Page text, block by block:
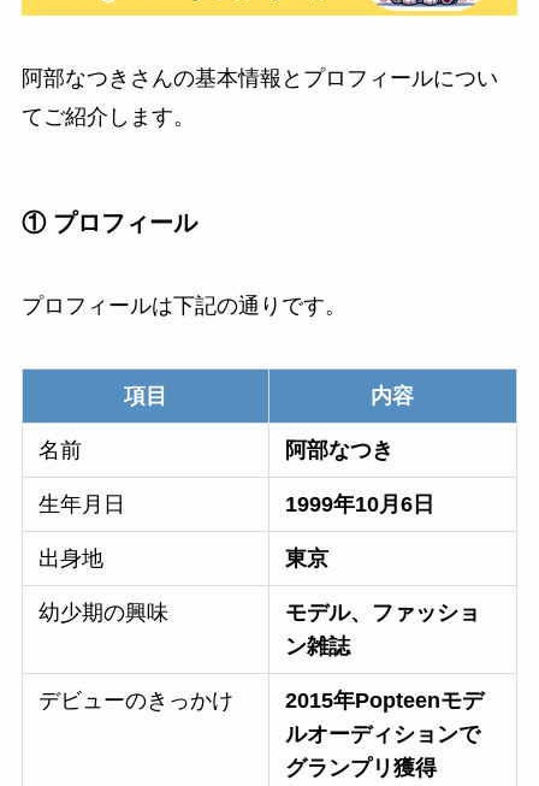
阿部なつきさんの基本情報とプロフィールについ
てご紹介します。
① プロフィール
プロフィールは下記の通りです。
項目 内容
名前 阿部なつき
生年月日 1999年10月6日
出身地 東京
幼少期の興味
モデル、ファッショ
ン雑誌
デビューのきっかけ
2015年Popteenモデ
ルオーディションで
グランプリ獲得